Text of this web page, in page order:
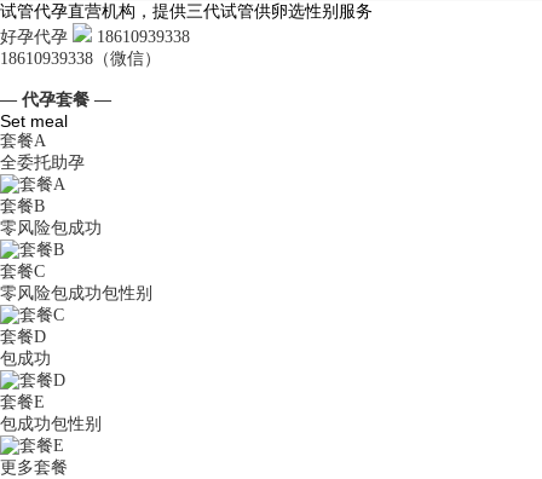
试管代孕直营机构，提供三代试管供卵选性别服务
好孕代孕
18610939338
18610939338（微信）
— 代孕套餐 —
Set meal
套餐A
全委托助孕
套餐B
零风险包成功
套餐C
零风险包成功包性别
套餐D
包成功
套餐E
包成功包性别
更多套餐